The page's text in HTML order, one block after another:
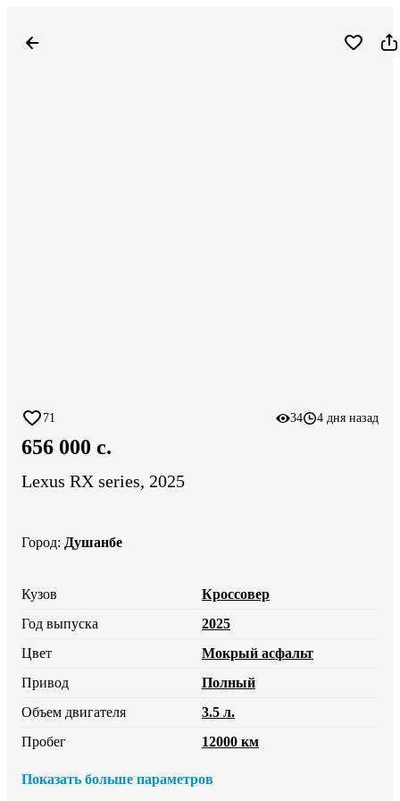
71 34 4 дня назад
656 000 c.
Lexus RX series, 2025
Город: Душанбе
Кузов
Кроссовер
Год выпуска
2025
Цвет
Мокрый асфальт
Привод
Полный
Объем двигателя
3.5 л.
Пробег
12000 км
Показать больше параметров